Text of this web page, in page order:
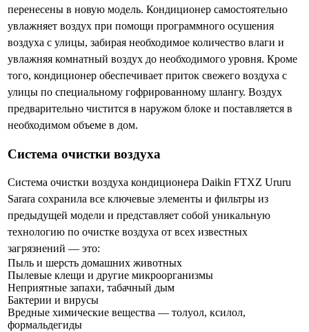
перенесены в новую модель. Кондиционер самостоятельно
увлажняет воздух при помощи программного осушения
воздуха с улицы, забирая необходимое количество влаги и
увлажняя комнатный воздух до необходимого уровня. Кроме
того, кондиционер обеспечивает приток свежего воздуха с
улицы по специальному гофрированному шлангу. Воздух
предварительно чистится в наружом блоке и поставляется в
необходимом объеме в дом.
Система очистки воздуха
Система очистки воздуха кондиционера Daikin FTXZ Ururu
Sarara сохранила все ключевые элементы и фильтры из
предыдущей модели и представляет собой уникальную
технологию по очистке воздуха от всех известных
загрязнений — это:
Пыль и шерсть домашних животных
Пылевые клещи и другие микроорганизмы
Неприятные запахи, табачный дым
Бактерии и вирусы
Вредные химические вещества — толуол, ксилол,
формальдегиды